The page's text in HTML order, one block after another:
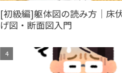
[初級編]躯体図の読み方｜床
げ図・断面図入門